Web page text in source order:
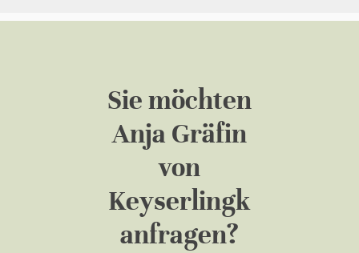
Sie möchten
Anja Gräfin
von
Keyserlingk
anfragen?